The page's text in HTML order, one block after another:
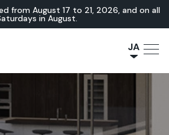
from August 17 to 21, 2026, and on all
in August.
JA
ES